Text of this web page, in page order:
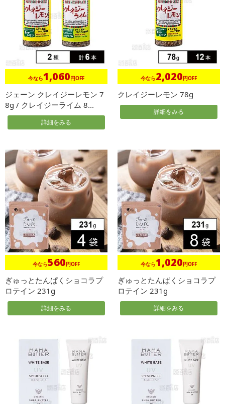
今なら1,060円OFF
ジェーン クレイジーレモン 7
8g / クレイジーライム 8...
詳細をみる
今なら2,020円OFF
クレイジーレモン 78g
詳細をみる
今なら560円OFF
ぎゅっとたんぱくショコラプ
ロテイン 231g
詳細をみる
今なら1,020円OFF
ぎゅっとたんぱくショコラプ
ロテイン 231g
詳細をみる